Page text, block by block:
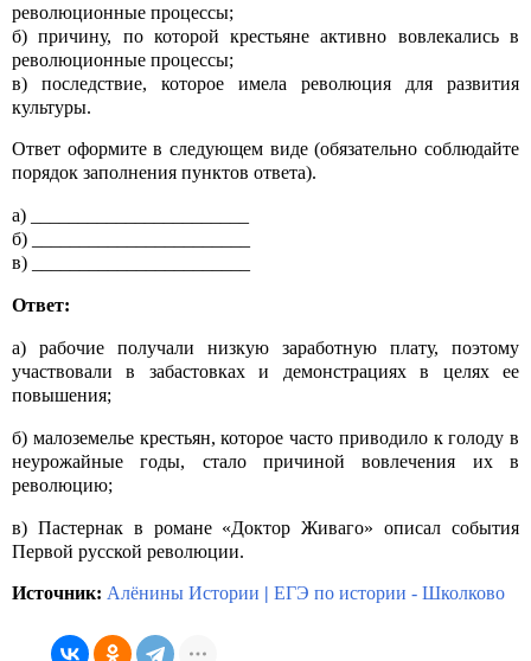
революционные процессы;
б) причину, по которой крестьяне активно вовлекались в
революционные процессы;
в) последствие, которое имела революция для развития
культуры.
Ответ оформите в следующем виде (обязательно соблюдайте
порядок заполнения пунктов ответа).
а) _______________________
б) _______________________
в) _______________________
Ответ:
а) рабочие получали низкую заработную плату, поэтому
участвовали в забастовках и демонстрациях в целях ее
повышения;
б) малоземелье крестьян, которое часто приводило к голоду в
неурожайные годы, стало причиной вовлечения их в
революцию;
в) Пастернак в романе «Доктор Живаго» описал события
Первой русской революции.
Источник: Алёнины Истории | ЕГЭ по истории - Школково